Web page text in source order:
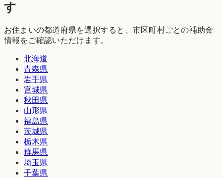
す
お住まいの都道府県を選択すると、市区町村ごとの補助金
情報をご確認いただけます。
北海道
青森県
岩手県
宮城県
秋田県
山形県
福島県
茨城県
栃木県
群馬県
埼玉県
千葉県